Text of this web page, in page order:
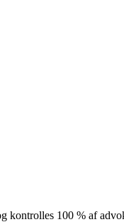
100 % af